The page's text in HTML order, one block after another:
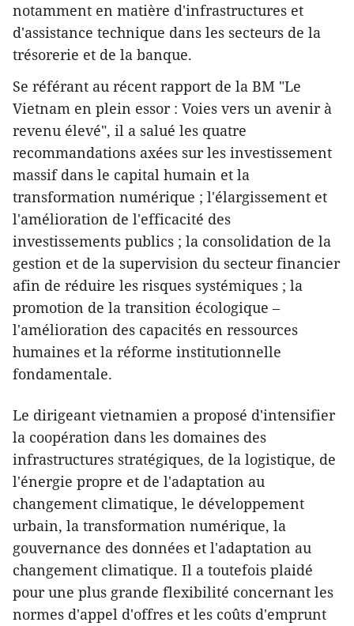
notamment en matière d'infrastructures et
d'assistance technique dans les secteurs de la
trésorerie et de la banque.
Se référant au récent rapport de la BM "Le
Vietnam en plein essor : Voies vers un avenir à
revenu élevé", il a salué les quatre
recommandations axées sur les investissement
massif dans le capital humain et la
transformation numérique ; l'élargissement et
l'amélioration de l'efficacité des
investissements publics ; la consolidation de la
gestion et de la supervision du secteur financier
afin de réduire les risques systémiques ; la
promotion de la transition écologique –
l'amélioration des capacités en ressources
humaines et la réforme institutionnelle
fondamentale.
Le dirigeant vietnamien a proposé d'intensifier
la coopération dans les domaines des
infrastructures stratégiques, de la logistique, de
l'énergie propre et de l'adaptation au
changement climatique, le développement
urbain, la transformation numérique, la
gouvernance des données et l'adaptation au
changement climatique. Il a toutefois plaidé
pour une plus grande flexibilité concernant les
normes d'appel d'offres et les coûts d'emprunt